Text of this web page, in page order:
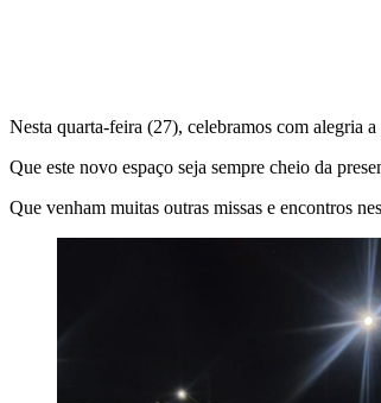
Nesta quarta-feira (27), celebramos com alegria a
Que este novo espaço seja sempre cheio da
Que venham muitas outras missas e encontros